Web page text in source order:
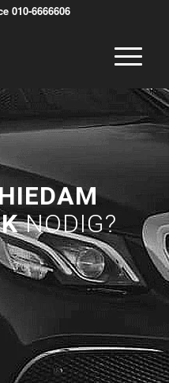
010-6666606
NODIG?